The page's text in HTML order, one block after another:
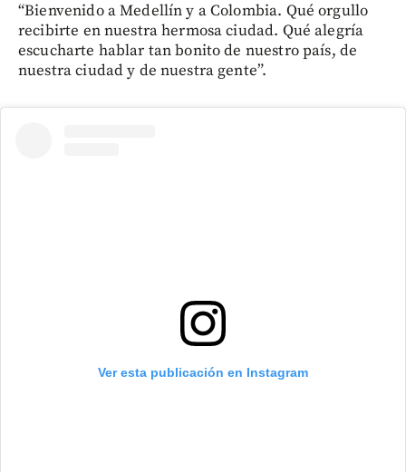
“Bienvenido a Medellín y a Colombia. Qué orgullo
recibirte en nuestra hermosa ciudad. Qué alegría
escucharte hablar tan bonito de nuestro país, de
nuestra ciudad y de nuestra gente”.
Ver esta publicación en Instagram